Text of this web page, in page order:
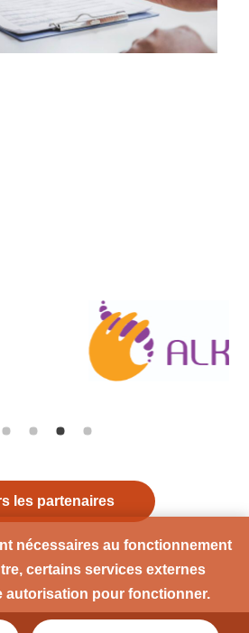
les partenaires
nécessaires au fonctionnement
certains services externes
autorisation pour fonctionner.